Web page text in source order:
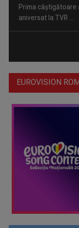
Prima câştigătoare
aniversat la TVR ...
Întâlnire cu jazz-ul
în România”, un ...
EUROVISION